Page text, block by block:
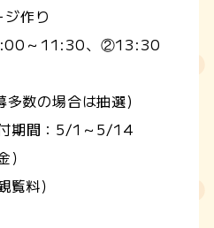
作り
～11:30、②13:30
数の場合は抽選)
期間：5/1～5/14
料）